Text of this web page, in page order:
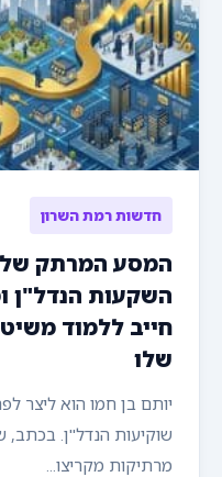
חדשות רמת השרון
המסע המרתק של
השקעות הנדל"ן
חייב ללמוד
שלו
יותם בן חמו הוא ליצר
שוקיעות הנדל"ן.
מרתיקות מקריצו...